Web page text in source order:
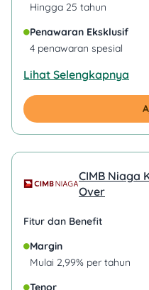
Hingga 25 tahun
Penawaran Eksklusif
4 penawaran spesial
Lihat Selengkapnya
CIMB Niaga
Over
Fitur dan Benefit
Margin
Mulai 2,99% per tahun
Tenor